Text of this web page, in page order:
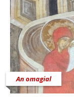
An omagial